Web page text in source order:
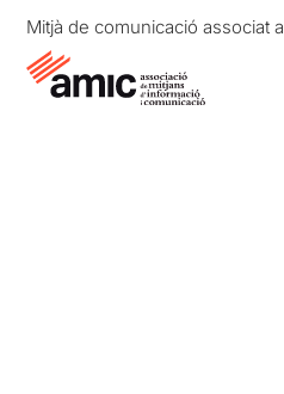
Mitjà de comunicació associat a